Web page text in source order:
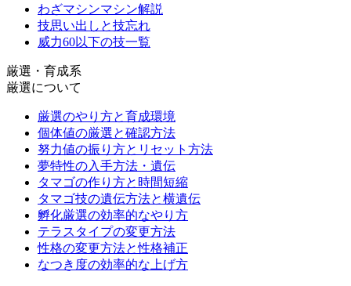
わざマシンマシン解説
技思い出しと技忘れ
威力60以下の技一覧
厳選・育成系
厳選について
厳選のやり方と育成環境
個体値の厳選と確認方法
努力値の振り方とリセット方法
夢特性の入手方法・遺伝
タマゴの作り方と時間短縮
タマゴ技の遺伝方法と横遺伝
孵化厳選の効率的なやり方
テラスタイプの変更方法
性格の変更方法と性格補正
なつき度の効率的な上げ方